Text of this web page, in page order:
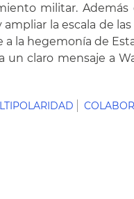
militar.
la escala de
la hegemonía de
un claro mensaje a